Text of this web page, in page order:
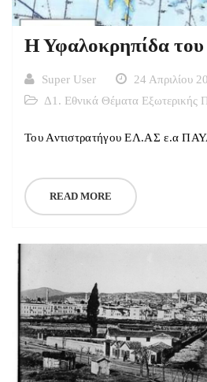
Η Υφαλοκρηπίδα του
Super User
24 Απριλίου
Δ1. Εθνικά Θέματα Εξωτερικής
Του Αντιστρατήγου ΕΛ.ΑΣ ε.α
READ MORE